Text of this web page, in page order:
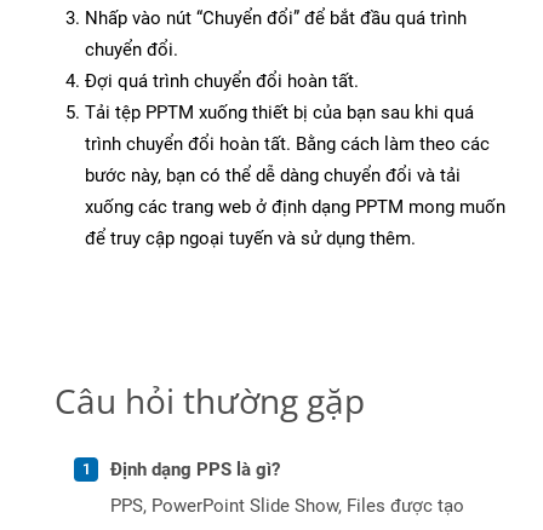
Nhấp vào nút “Chuyển đổi” để bắt đầu quá trình
chuyển đổi.
Đợi quá trình chuyển đổi hoàn tất.
Tải tệp PPTM xuống thiết bị của bạn sau khi quá
trình chuyển đổi hoàn tất. Bằng cách làm theo các
bước này, bạn có thể dễ dàng chuyển đổi và tải
xuống các trang web ở định dạng PPTM mong muốn
để truy cập ngoại tuyến và sử dụng thêm.
Câu hỏi thường gặp
Định dạng PPS là gì?
PPS, PowerPoint Slide Show, Files được tạo